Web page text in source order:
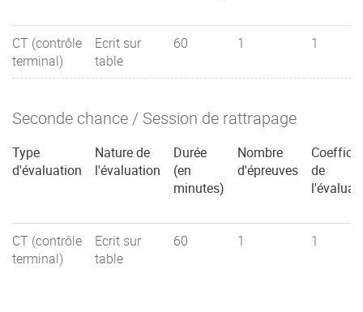
CT (contrôle
terminal)
Ecrit sur
table
60 1 1
Seconde chance / Session de rattrapage
Type
d'évaluation
Nature de
l'évaluation
Durée
(en
minutes)
Nombre
d'épreuves
de
CT (contrôle
terminal)
Ecrit sur
table
60 1 1